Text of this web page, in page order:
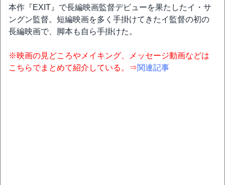
本作『EXIT』で長編映画監督デビューを果たしたイ・サ
ングン監督。短編映画を多く手掛けてきたイ監督の初の
長編映画で、脚本も自ら手掛けた。
※映画の見どころやメイキング、メッセージ動画などは
こちらでまとめて紹介している。⇒関連記事